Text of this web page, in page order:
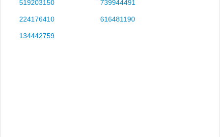
519203150
739944491
224176410 616481190
134442759